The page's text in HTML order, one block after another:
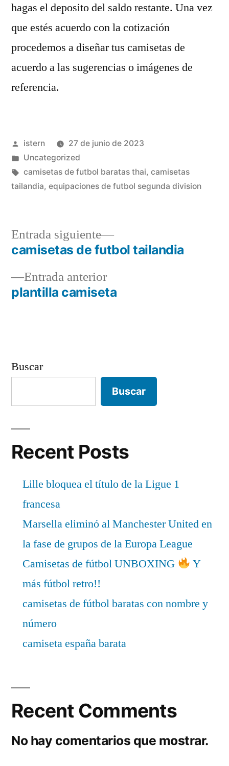
hagas el deposito del saldo restante. Una vez
que estés acuerdo con la cotización
procedemos a diseñar tus camisetas de
acuerdo a las sugerencias o imágenes de
referencia.
Publicado
por
istern
27 de junio de 2023
Publicado
en
Uncategorized
Etiquetas:
camisetas de futbol baratas thai, camisetas
tailandia, equipaciones de futbol segunda division
Navegación
de
entradas
Entrada anteriorEntrada
anterior:
plantilla camiseta
Entrada siguiente
Entrada
siguiente:
camisetas de futbol tailandia
Buscar
Buscar
Recent Posts
Lille bloquea el título de la Ligue 1
francesa
Marsella eliminó al Manchester United en
la fase de grupos de la Europa League
Camisetas de fútbol UNBOXING
Y
más fútbol retro!!
camisetas de fútbol baratas con nombre y
número
camiseta españa barata
Recent Comments
No hay comentarios que mostrar.